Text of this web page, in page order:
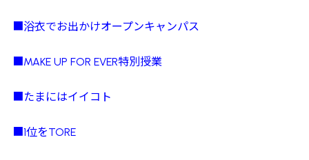
■浴衣でお出かけオープンキャンパス
■MAKE UP FOR EVER特別授業
■たまにはイイコト
■1位をTORE